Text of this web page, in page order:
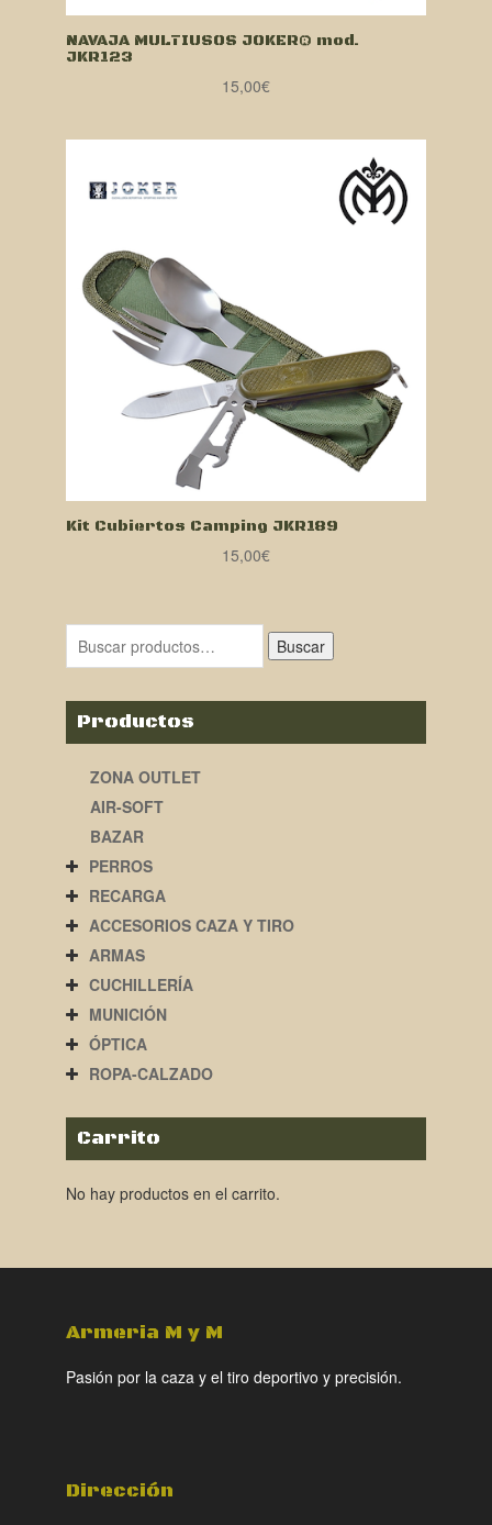
NAVAJA MULTIUSOS JOKER® mod.
JKR123
15,00€
Kit Cubiertos Camping JKR189
15,00€
Buscar
Productos
ZONA OUTLET
AIR-SOFT
BAZAR
PERROS
RECARGA
ACCESORIOS CAZA Y TIRO
ARMAS
CUCHILLERÍA
MUNICIÓN
ÓPTICA
ROPA-CALZADO
Carrito
No hay productos en el carrito.
Armeria M y M
Pasión por la caza y el tiro deportivo y precisión.
Dirección